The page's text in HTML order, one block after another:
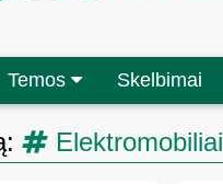
Temos Skelbimai
Elektromobiliai